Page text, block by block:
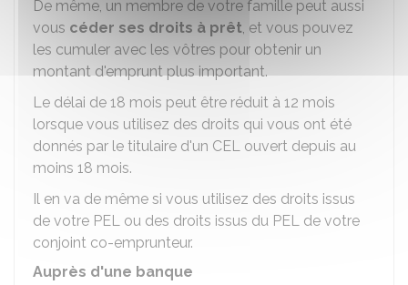
De même, un membre de votre famille peut aussi
vous céder ses droits à prêt, et vous pouvez
les cumuler avec les vôtres pour obtenir un
montant d'emprunt plus important.
Le délai de 18 mois peut être réduit à 12 mois
lorsque vous utilisez des droits qui vous ont été
donnés par le titulaire d'un CEL ouvert depuis au
moins 18 mois.
Il en va de même si vous utilisez des droits issus
de votre PEL ou des droits issus du PEL de votre
conjoint co-emprunteur.
Auprès d'une banque